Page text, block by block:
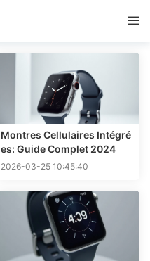
Montres Cellulaires Intégré
es: Guide Complet 2024
2026-03-25 10:45:40